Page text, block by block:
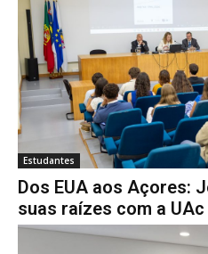
Estudantes
Dos EUA aos Açores:
suas raízes com a UAc